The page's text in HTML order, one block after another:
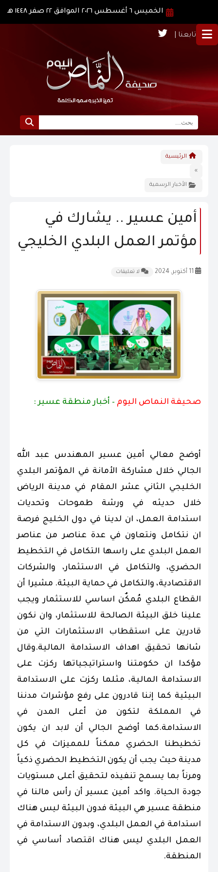
الخميس ٦ أغسطس ٢٠٢٦ الموافق ٢٢ صفر ١٤٤٨ هـ
تابعنا |
نبذة عن النماص
الرؤية و الرسالة
الاخبار
الشكاوى و الاقتراحات
إتصل بنا
الرئيسية
»
الأخبار الرسمية
أمين عسير .. يشارك في
مؤتمر العمل البلدي الخليجي
لا تعليقات
صحيفة النماص اليوم – أخبار منطقة عسير :
أوضح معالي أمين عسير المهندس عبد الله
الجالي خلال مشاركة الأمانة في المؤتمر البلدي
الخليجي الثاني عشر المقام في مدينة الرياض
خلال حديثه في ورشة طموحات وتحديات
استدامة العمل، ان لدينا في دول الخليج فرصة
ان نتكامل ونتعاون في عدة عناصر من عناصر
العمل البلدي على راسها التكامل في التخطيط
الحضري، والتكامل في الاستثمار، والشركات
الاقتصادية، والتكامل في حماية البيئة. مشيرا أن
القطاع البلدي مُمكٌن اساسي للاستثمار ويجب
علينا خلق البيئة الصالحة للاستثمار، وان نكون
قادرين على استقطاب الاستثمارات التي من
شانها تحقيق اهداف الاستدامة المالية.وقال
مؤكدا ان حكومتنا واستراتيجياتها ركزت على
الاستدامة المالية، مثلما ركزت على الاستدامة
البيئية كما إننا قادرون على رفع مؤشرات مدننا
في المملكة لتكون من أعلى المدن في
الاستدامة.كما أوضح الجالي أن لابد ان يكون
تخطيطنا الحضري ممكناً للمميزات في كل
مدينة حيث يجب أن يكون التخطيط الحضري ذكياً
ومرناً بما يسمح تنفيذه لتحقيق أعلى مستويات
جودة الحياة. واكد أمين عسير أن رأس مالنا في
منطقة عسير هي البيئة فدون البيئة ليس هناك
استدامة في العمل البلدي، وبدون الاستدامة في
العمل البلدي ليس هناك اقتصاد أساسي في
المنطقة.